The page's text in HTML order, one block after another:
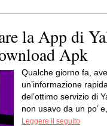
la App di
Apk
Qualche giorno fa,
un’informazione
del’ottimo servizio di
non usavo da un po’
Leggere il seguito